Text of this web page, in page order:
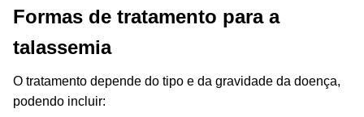
Formas de tratamento para a
talassemia
O tratamento depende do tipo e da gravidade da doença,
podendo incluir: